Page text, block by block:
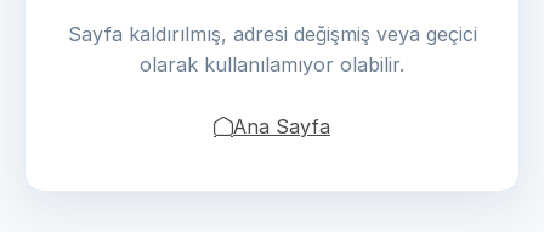
Sayfa kaldırılmış, adresi değişmiş veya geçici
olarak kullanılamıyor olabilir.
Ana Sayfa